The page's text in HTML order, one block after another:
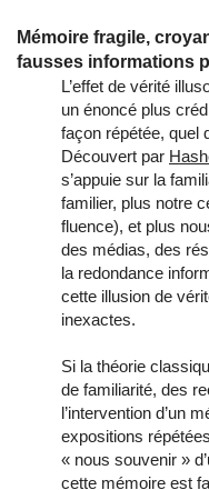
Mémoire fragile,
fausses informations
L’effet de vérité
un énoncé plus
façon répétée, quel
Découvert par
s’appuie sur la
familier, plus notre
fluence), et plus
des médias, des
la redondance
cette illusion de
inexactes.
Si la théorie
de familiarité, des
l’intervention d’un
expositions
« nous souvenir »
cette mémoire est